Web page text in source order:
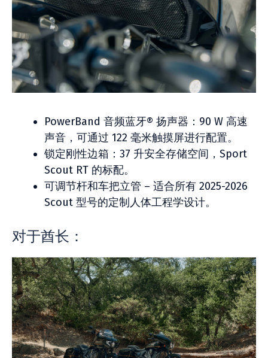
PowerBand 音频蓝牙® 扬声器：90 W 高速
声音，可通过 122 毫米触摸屏进行配置。
锁定刚性边箱：37 升安全存储空间，Sport
Scout RT 的标配。
可调节杆和车把立管 – 适合所有 2025-2026
Scout 型号的定制人体工程学设计。
对于酋长：